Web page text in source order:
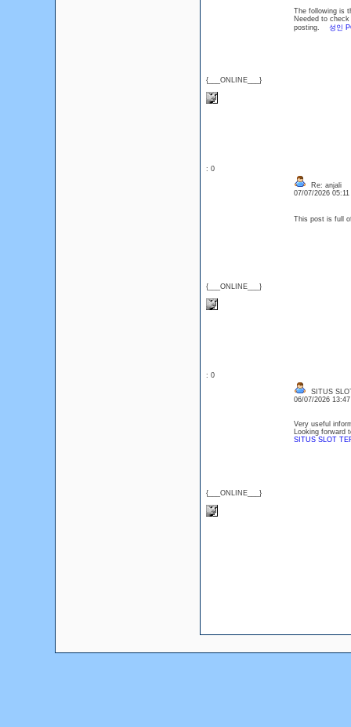
{___ONLINE___}
The following is
Needed to
posting. 성인
: 0
{___ONLINE___}
Re: anjali
07/07/2026
This post is full
: 0
{___ONLINE___}
SITUS
06/07/2026
Very useful
Looking forward
SITUS SLOT